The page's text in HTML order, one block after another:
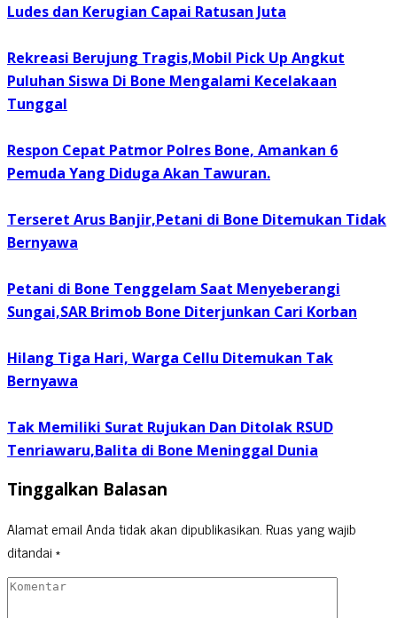
Ludes dan Kerugian Capai Ratusan Juta
Rekreasi Berujung Tragis,Mobil Pick Up Angkut
Puluhan Siswa Di Bone Mengalami Kecelakaan
Tunggal
Respon Cepat Patmor Polres Bone, Amankan 6
Pemuda Yang Diduga Akan Tawuran.
Terseret Arus Banjir,Petani di Bone Ditemukan Tidak
Bernyawa
Petani di Bone Tenggelam Saat Menyeberangi
Sungai,SAR Brimob Bone Diterjunkan Cari Korban
Hilang Tiga Hari, Warga Cellu Ditemukan Tak
Bernyawa
Tak Memiliki Surat Rujukan Dan Ditolak RSUD
Tenriawaru,Balita di Bone Meninggal Dunia
Tinggalkan Balasan
Alamat email Anda tidak akan dipublikasikan.Ruas yang wajib
ditandai*